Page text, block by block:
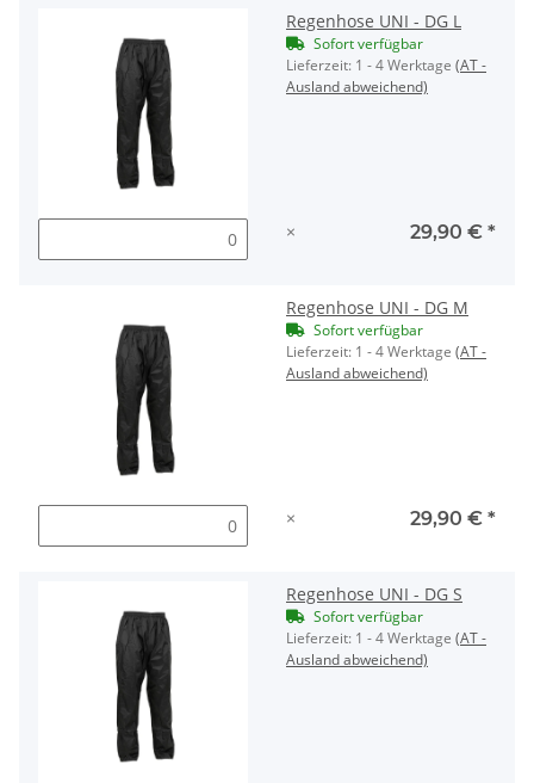
Regenhose UNI - DG L
Sofort verfügbar
Lieferzeit: 1 - 4 Werktage (AT -
Ausland abweichend)
× 29,90 € *
Regenhose UNI - DG M
Sofort verfügbar
Lieferzeit: 1 - 4 Werktage (AT -
Ausland abweichend)
× 29,90 € *
Regenhose UNI - DG S
Sofort verfügbar
Lieferzeit: 1 - 4 Werktage (AT -
Ausland abweichend)